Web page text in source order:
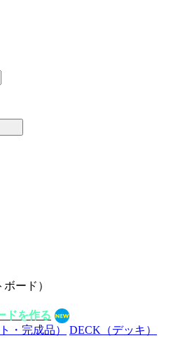
ボード）
ドを作る
・完成品） DECK （デッキ）